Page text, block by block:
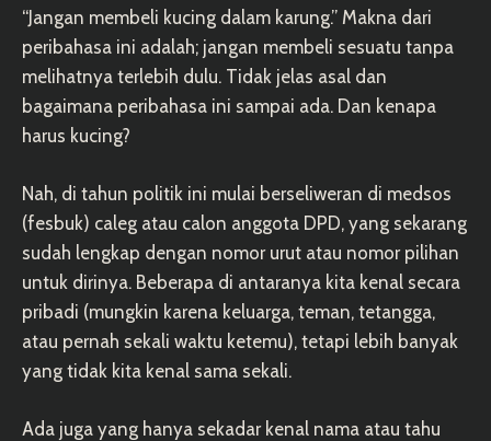
“Jangan membeli kucing dalam karung.” Makna dari
peribahasa ini adalah; jangan membeli sesuatu tanpa
melihatnya terlebih dulu. Tidak jelas asal dan
bagaimana peribahasa ini sampai ada. Dan kenapa
harus kucing?
Nah, di tahun politik ini mulai berseliweran di medsos
(fesbuk) caleg atau calon anggota DPD, yang sekarang
sudah lengkap dengan nomor urut atau nomor pilihan
untuk dirinya. Beberapa di antaranya kita kenal secara
pribadi (mungkin karena keluarga, teman, tetangga,
atau pernah sekali waktu ketemu), tetapi lebih banyak
yang tidak kita kenal sama sekali.
Ada juga yang hanya sekadar kenal nama atau tahu